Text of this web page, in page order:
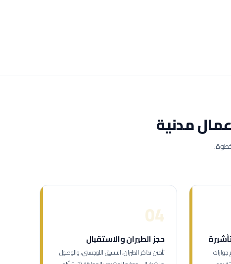
مدنية
جوازات
04
حجز الطيران والاستقبال
تأمين تذاكر الطيران، التنسيق اللوجستي، والوصول